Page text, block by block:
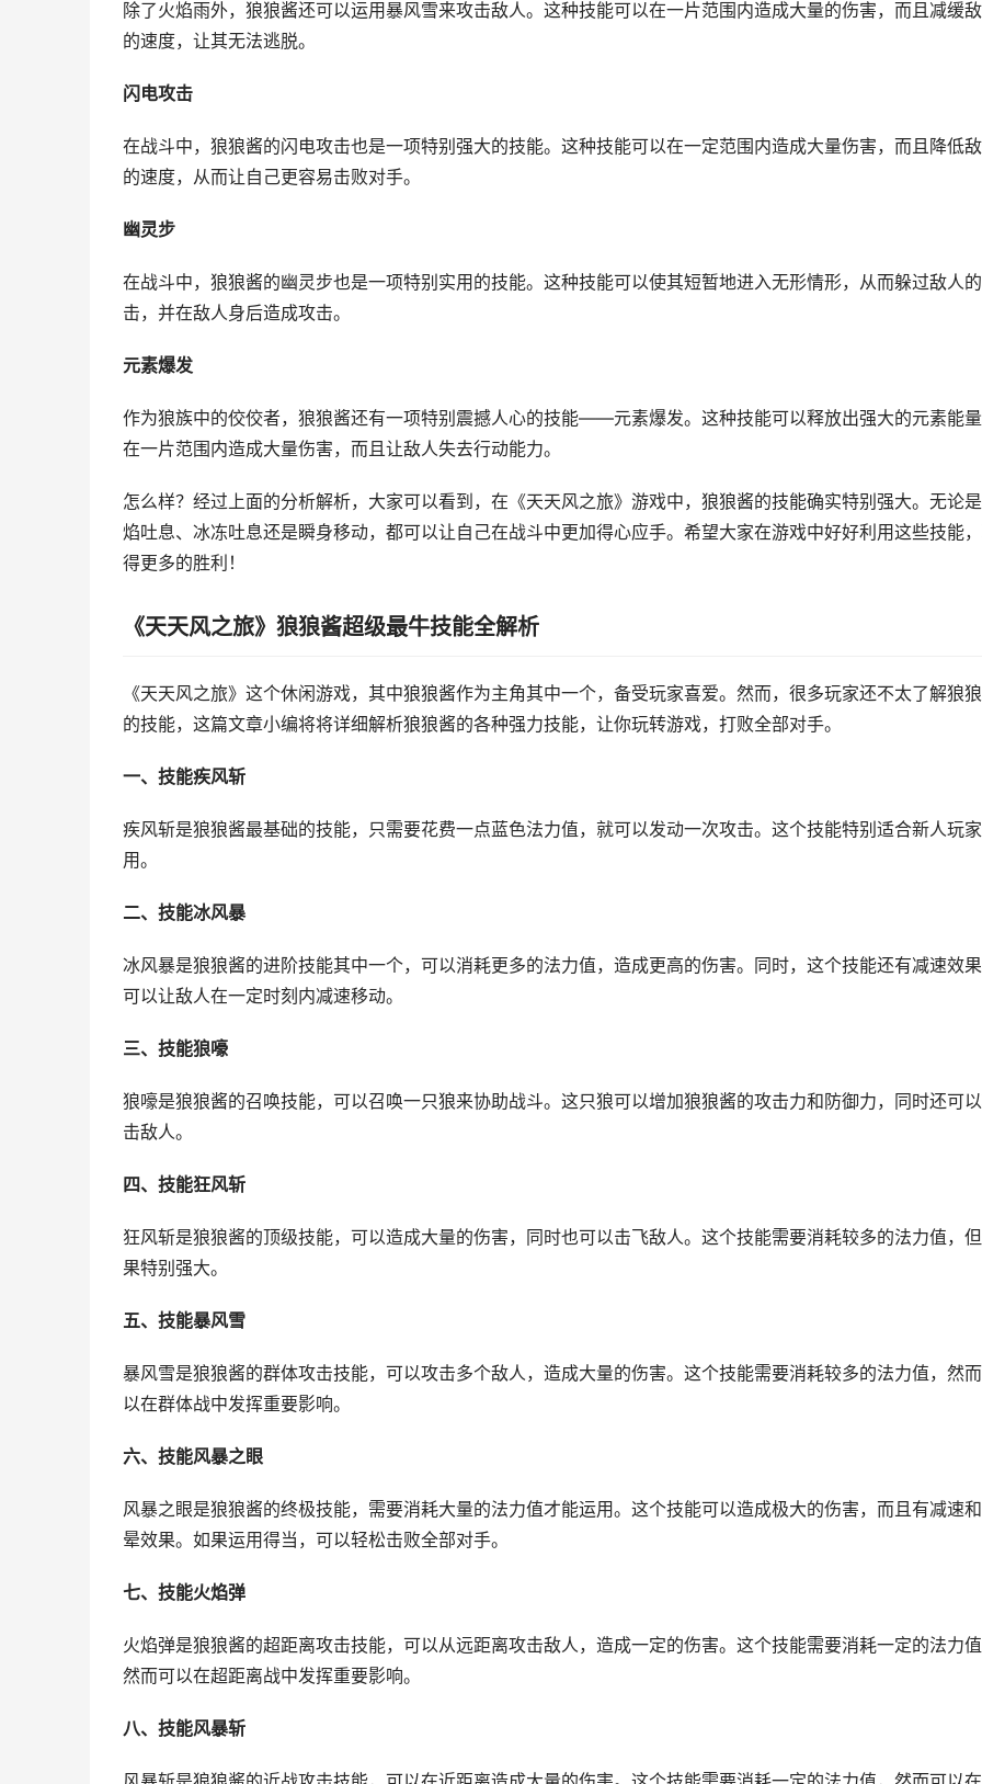
除了火焰雨外，狼狼酱还可以运用暴风雪来攻击敌人。这种技能可以在一片范围内造成大量的伤害，而且减缓
的速度，让其无法逃脱。
闪电攻击
在战斗中，狼狼酱的闪电攻击也是一项特别强大的技能。这种技能可以在一定范围内造成大量伤害，而且降低
的速度，从而让自己更容易击败对手。
幽灵步
在战斗中，狼狼酱的幽灵步也是一项特别实用的技能。这种技能可以使其短暂地进入无形情形，从而躲过敌人
击，并在敌人身后造成攻击。
元素爆发
作为狼族中的佼佼者，狼狼酱还有一项特别震撼人心的技能——元素爆发。这种技能可以释放出强大的元素能量
在一片范围内造成大量伤害，而且让敌人失去行动能力。
怎么样？经过上面的分析解析，大家可以看到，在《天天风之旅》游戏中，狼狼酱的技能确实特别强大。无论
焰吐息、冰冻吐息还是瞬身移动，都可以让自己在战斗中更加得心应手。希望大家在游戏中好好利用这些技能
得更多的胜利！
《天天风之旅》狼狼酱超级最牛技能全解析
《天天风之旅》这个休闲游戏，其中狼狼酱作为主角其中一个，备受玩家喜爱。然而，很多玩家还不太了解狼
的技能，这篇文章小编将将详细解析狼狼酱的各种强力技能，让你玩转游戏，打败全部对手。
一、技能疾风斩
疾风斩是狼狼酱最基础的技能，只需要花费一点蓝色法力值，就可以发动一次攻击。这个技能特别适合新人玩
用。
二、技能冰风暴
冰风暴是狼狼酱的进阶技能其中一个，可以消耗更多的法力值，造成更高的伤害。同时，这个技能还有减速效果
可以让敌人在一定时刻内减速移动。
三、技能狼嚎
狼嚎是狼狼酱的召唤技能，可以召唤一只狼来协助战斗。这只狼可以增加狼狼酱的攻击力和防御力，同时还可
击敌人。
四、技能狂风斩
狂风斩是狼狼酱的顶级技能，可以造成大量的伤害，同时也可以击飞敌人。这个技能需要消耗较多的法力值，
果特别强大。
五、技能暴风雪
暴风雪是狼狼酱的群体攻击技能，可以攻击多个敌人，造成大量的伤害。这个技能需要消耗较多的法力值，然
以在群体战中发挥重要影响。
六、技能风暴之眼
风暴之眼是狼狼酱的终极技能，需要消耗大量的法力值才能运用。这个技能可以造成极大的伤害，而且有减速
晕效果。如果运用得当，可以轻松击败全部对手。
七、技能火焰弹
火焰弹是狼狼酱的超距离攻击技能，可以从远距离攻击敌人，造成一定的伤害。这个技能需要消耗一定的法力值
然而可以在超距离战中发挥重要影响。
八、技能风暴斩